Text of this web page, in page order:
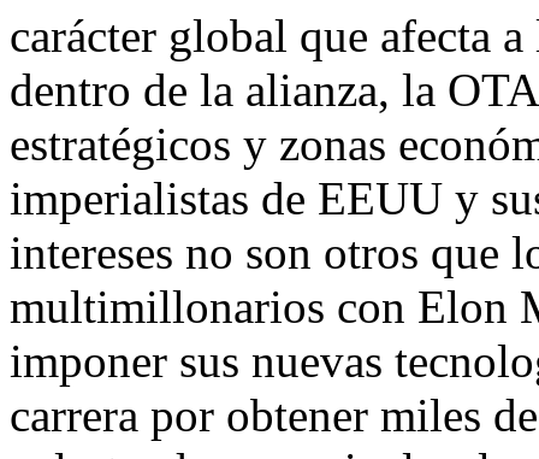
carácter global que afecta
dentro de la alianza, la
estratégicos y zonas
imperialistas de EEUU y
intereses no son otros que
multimillonarios con Elon
imponer sus nuevas
carrera por obtener miles